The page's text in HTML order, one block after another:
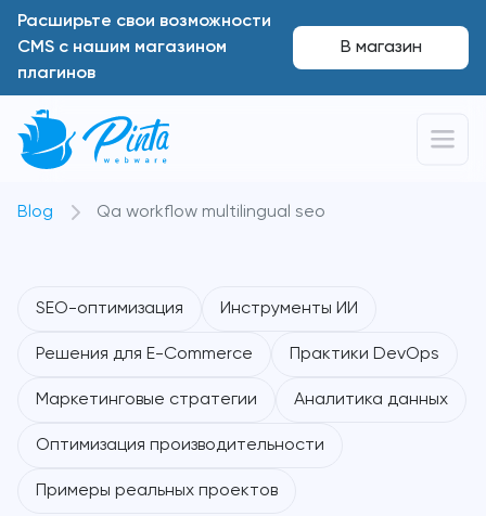
Расширьте свои возможности
CMS с нашим магазином
плагинов
В магазин
Blog Qa workflow multilingual seo
SEO-оптимизация Инструменты ИИ
Решения для E-Commerce Практики DevOps
Маркетинговые стратегии Аналитика данных
Оптимизация производительности
Примеры реальных проектов